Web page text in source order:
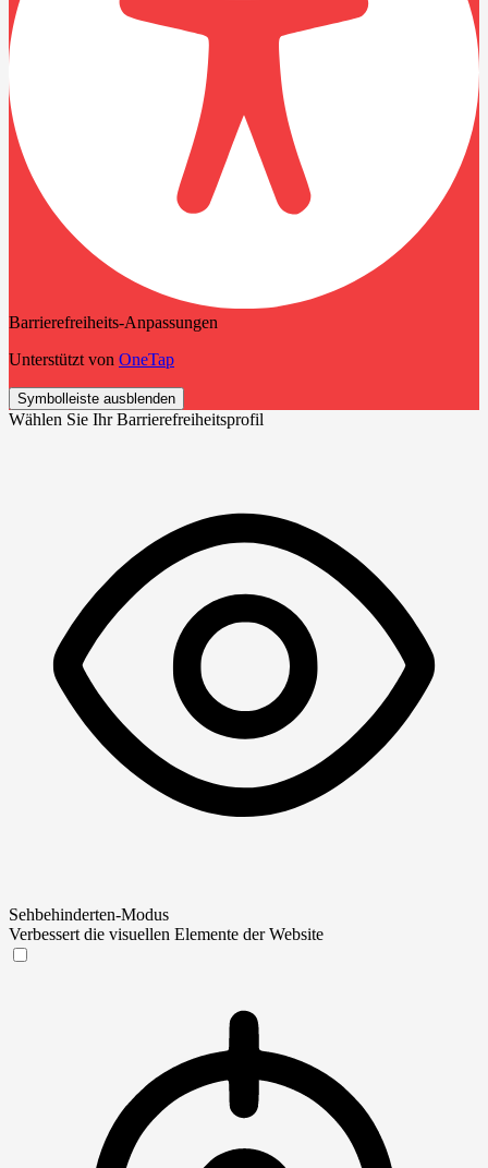
Barrierefreiheits-Anpassungen
Unterstützt von OneTap
Symbolleiste ausblenden
Wählen Sie Ihr Barrierefreiheitsprofil
Sehbehinderten-Modus
Verbessert die visuellen Elemente der Website